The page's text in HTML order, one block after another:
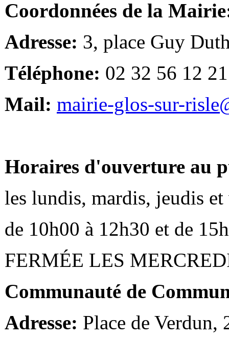
Coordonnées de la
Adresse: 3, place Guy
Téléphone: 02 32 56 12 21
Mail: mairie-glos-sur-
Horaires d'ouverture au
les lundis, mardis, jeudis et
de 10h00 à 12h30 et de
FERMÉE LES
Communauté de
Adresse: Place de Verdun,